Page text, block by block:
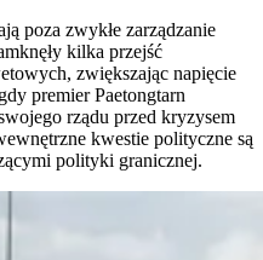
poza zwykłe zarządzanie
kilka przejść
zwiększając napięcie
premier Paetongtarn
rządu przed kryzysem
kwestie polityczne są
polityki granicznej.